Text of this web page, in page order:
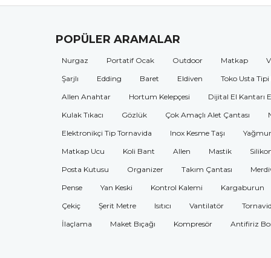
POPÜLER ARAMALAR
Nurgaz Portatif Ocak Outdoor Matkap
Şarjlı
Edding Baret Eldiven
Toko Usta Tipi
Allen Anahtar
Hortum Kelepçesi
Dijital El Kantarı
Kulak Tıkacı
Gözlük Çok Amaçlı Alet Çantası
Elektronikçi Tip Tornavida
Inox Kesme Taşı
Matkap Ucu
Koli Bant Allen Mastik
Posta Kutusu
Organizer Takım Çantası
Pense
Yan Keski Kontrol Kalemi Kargaburun
Çekiç
Şerit Metre Isıtıcı Vantilatör
İlaçlama
Maket Bıçağı Kompresör Antifiriz